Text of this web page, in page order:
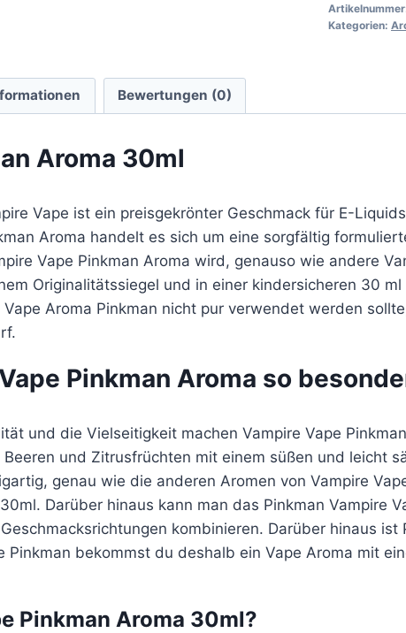
Kategorien:
Bewertungen (0)
Aroma 30ml
Vape ist ein preisgekrönter Geschmack für E-
Aroma handelt es sich um eine sorgfältig
Vape Pinkman Aroma wird, genauso wie andere
Originalitätssiegel und in einer kindersicheren 30
Aroma Pinkman nicht pur verwendet werden
Pinkman Aroma so
und die Vielseitigkeit machen Vampire Vape
und Zitrusfrüchten mit einem süßen und leicht
genau wie die anderen Aromen von Vampire
Darüber hinaus kann man das Pinkman Vampire
kombinieren. Darüber hinaus
Pinkman bekommst du deshalb ein Vape Aroma mit
Pinkman Aroma 30ml?